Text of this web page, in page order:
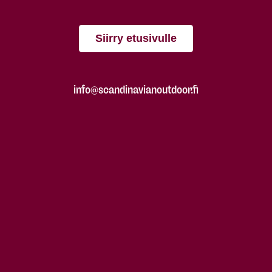
Siirry etusivulle
info@scandinavianoutdoor.fi